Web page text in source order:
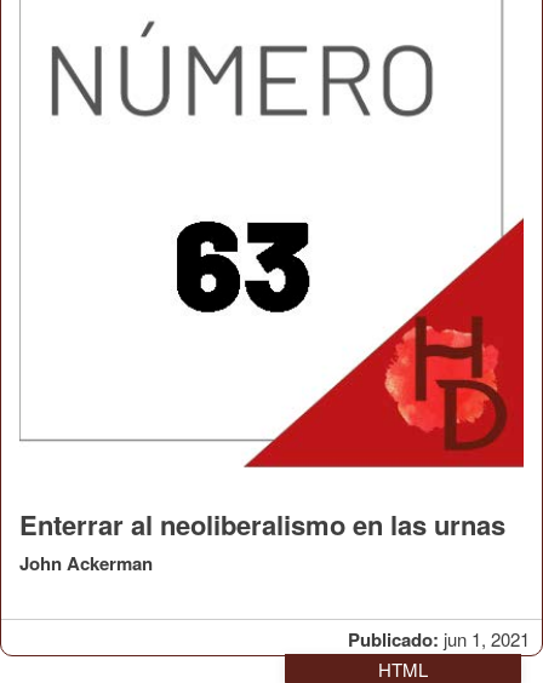
Publicado: jun 1, 2021
Enterrar al neoliberalismo en las urnas
John Ackerman
HTML